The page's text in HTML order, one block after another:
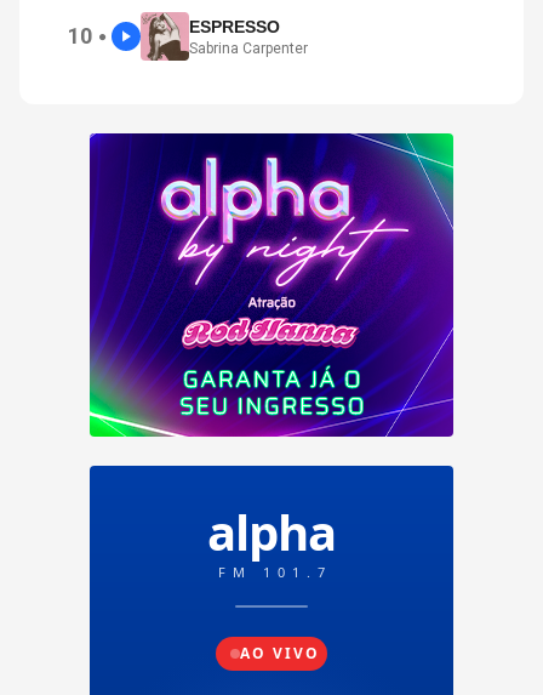
10 ● ESPRESSO
Sabrina Carpenter